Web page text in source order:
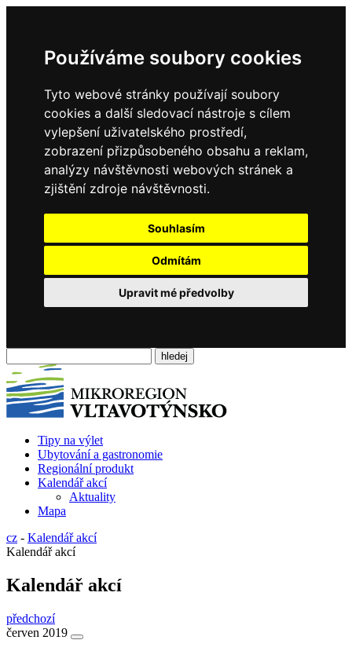
Používáme soubory cookies
Tyto webové stránky používají soubory
cookies a další sledovací nástroje s cílem
vylepšení uživatelského prostředí,
zobrazení přizpůsobeného obsahu a reklam,
analýzy návštěvnosti webových stránek a
zjištění zdroje návštěvnosti.
Souhlasím
Odmítám
Upravit mé předvolby
Tipy na výlet
Ubytování a gastronomie
Regionální produkt
Kalendář akcí
Aktuality
Mapa
cz - Kalendář akcí
Kalendář akcí
Kalendář akcí
předchozí
červen 2019